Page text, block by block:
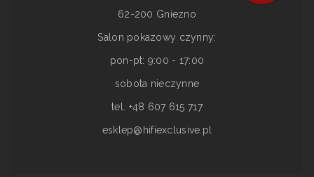
62-200 Gniezno
Salon pokazowy czynny:
pon-pt: 9:00 - 17:00
sobota nieczynne
tel. +48 607 615 717
esklep@hifiexclusive.pl